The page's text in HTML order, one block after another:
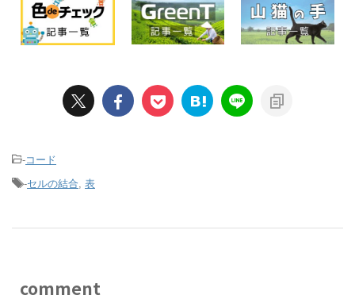
-コード
-セルの結合 表
comment